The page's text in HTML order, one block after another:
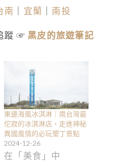
南 宜蘭 南投
蹤 ☞ 黑皮的旅遊筆記
東邊海風冰淇淋｜南台灣最
佗寂的冰淇淋店，走進神秘
異國風情的必玩墾丁景點
2024-12-26
在「美食」中